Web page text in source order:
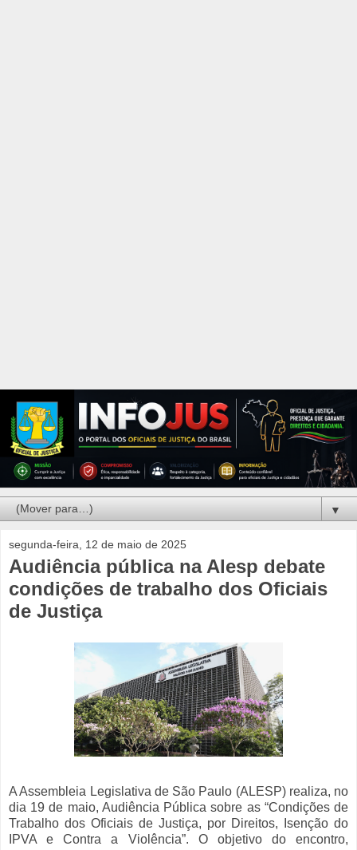
▼
segunda-feira, 12 de maio de 2025
Audiência pública na Alesp debate
condições de trabalho dos Oficiais
de Justiça
A Assembleia Legislativa de São Paulo (ALESP) realiza, no
dia 19 de maio, Audiência Pública sobre as “Condições de
Trabalho dos Oficiais de Justiça, por Direitos, Isenção do
IPVA e Contra a Violência”. O objetivo do encontro,